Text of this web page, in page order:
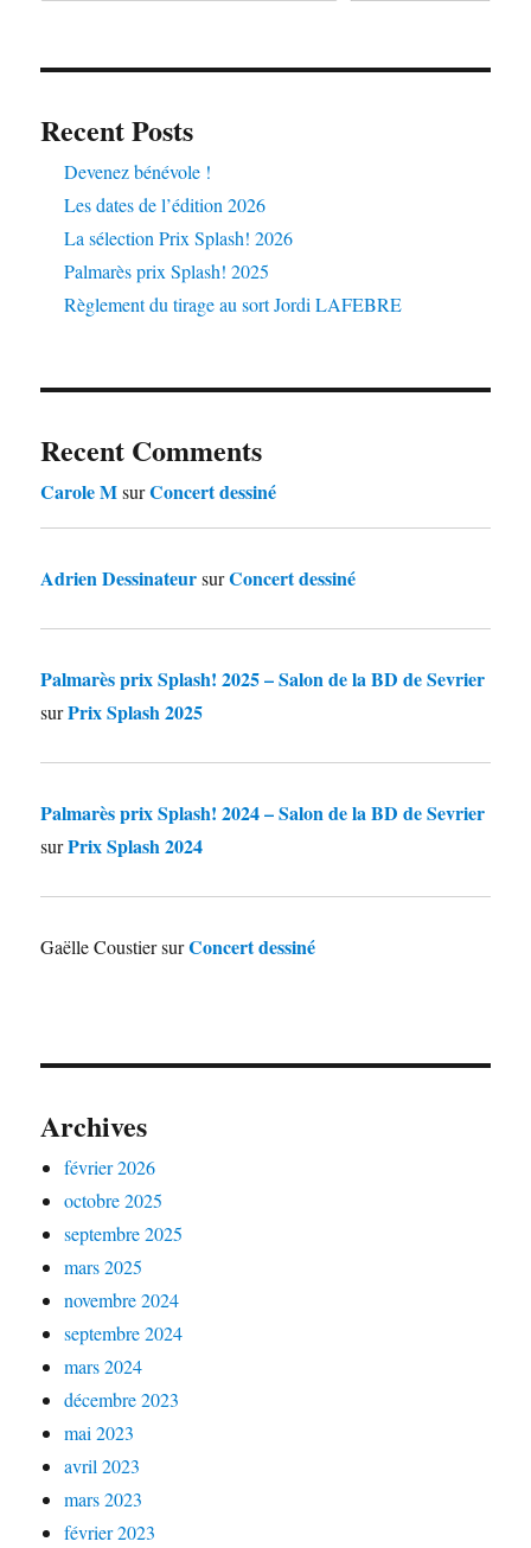
Recent Posts
Devenez bénévole !
Les dates de l’édition 2026
La sélection Prix Splash! 2026
Palmarès prix Splash! 2025
Règlement du tirage au sort Jordi LAFEBRE
Recent Comments
Carole MsurConcert dessiné
Adrien DessinateursurConcert dessiné
Palmarès prix Splash! 2025 – Salon de la BD de Sevrier
surPrix Splash 2025
Palmarès prix Splash! 2024 – Salon de la BD de Sevrier
surPrix Splash 2024
Gaëlle CoustiersurConcert dessiné
Archives
février 2026
octobre 2025
septembre 2025
mars 2025
novembre 2024
septembre 2024
mars 2024
décembre 2023
mai 2023
avril 2023
mars 2023
février 2023